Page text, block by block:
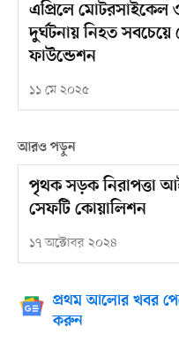
এপ্রিলে মোটরসাইকেল
দুর্ঘটনায় নিহত
ফাউন্ডেশন
১১ মে ২০২৫
আরও পড়ুন
পৃথক সড়ক নিরাপত্তা
সেফটি কোয়ালিশন
১৭ অক্টোবর ২০২৪
প্রথম আলোর খবর
করুন